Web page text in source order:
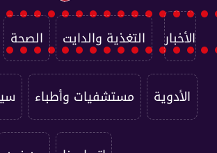
الأخبار التغذية والدايت الصحة
الأدوية مستشفيات وأطباء